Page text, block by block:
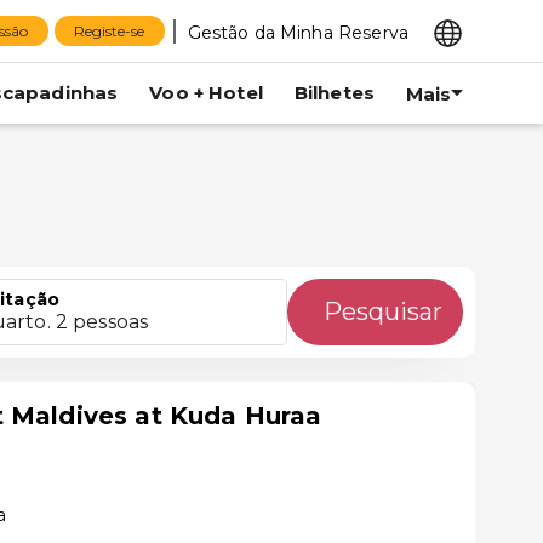
Registe-se Gestão da Minha Reserva
Voo + Hotel Bilhetes Mais
2 pessoas Pesquisar
Maldives at Kuda Huraa